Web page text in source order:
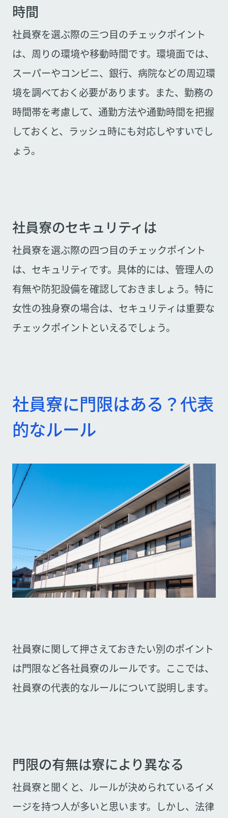
時間
社員寮を選ぶ際の三つ目のチェックポイント
は、周りの環境や移動時間です。環境面では、
スーパーやコンビニ、銀行、病院などの周辺環
境を調べておく必要があります。また、勤務の
時間帯を考慮して、通勤方法や通勤時間を把握
しておくと、ラッシュ時にも対応しやすいでし
ょう。
社員寮のセキュリティは
社員寮を選ぶ際の四つ目のチェックポイント
は、セキュリティです。具体的には、管理人の
有無や防犯設備を確認しておきましょう。特に
女性の独身寮の場合は、セキュリティは重要な
チェックポイントといえるでしょう。
社員寮に門限はある？代表
的なルール
社員寮に関して押さえておきたい別のポイント
は門限など各社員寮のルールです。ここでは、
社員寮の代表的なルールについて説明します。
門限の有無は寮により異なる
社員寮と聞くと、ルールが決められているイメ
ージを持つ人が多いと思います。しかし、法律